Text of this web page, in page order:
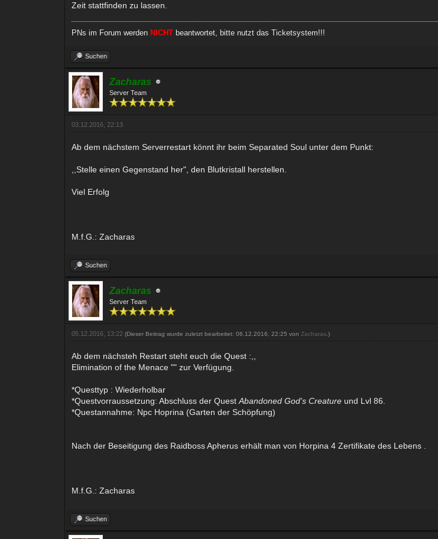
Zeit stattfinden zu lassen.
PNs im Forum werden NICHT beantwortet, bitte nutzt das Ticketsystem!!!
Suchen
Zacharas
Server Team
03.12.2016, 22:13
Ab dem nächstem Serverrestart könnt ihr beim Separated Soul unter dem Punkt:
,,Stelle einen Gegenstand her", den Blutkristall herstellen.
Viel Erfolg
M.f.G.: Zacharas
Suchen
Zacharas
Server Team
05.12.2016, 13:22(Dieser Beitrag wurde zuletzt bearbeitet: 06.12.2016, 22:25 vonZacharas.)
Ab dem nächsteh Restart steht euch die Quest :,,
Elimination of the Menace "" zur Verfügung.
*Questtyp : Wiederholbar
*Questvorraussetzung: Abschluss der QuestAbandoned God's Creature und Lvl 86.
*Questannahme: Npc Hoprina (Garten der Schöpfung)
Nach der Beseitigung des Raidboss Apherus erhält man von Horpina 4 Zertifikate des Lebens .
M.f.G.: Zacharas
Suchen